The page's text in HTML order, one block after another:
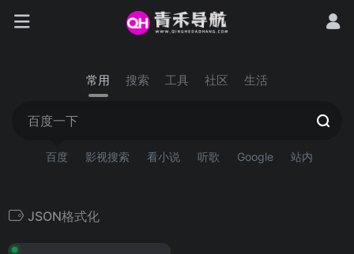
常用 搜索 工具 社区 生活
百度 影视搜索 看小说 听歌 Google 站内
JSON格式化